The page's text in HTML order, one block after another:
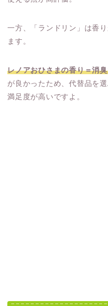
一方、「ランドリン」は香
ます。
レノアおひさまの香り＝消
が良かったため、代替品を
満足度が高いですよ。